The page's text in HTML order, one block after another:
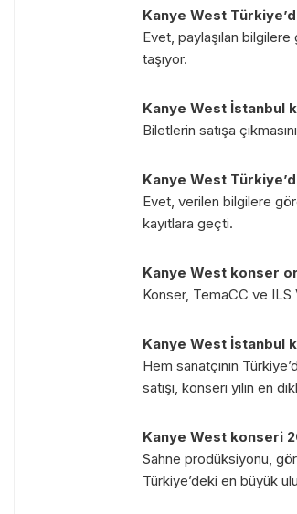
Kanye West
Evet, paylaşılan
taşıyor.
Kanye West İstanbul
Biletlerin satışa
Kanye West
Evet, verilen bilgilere
kayıtlara geçti.
Kanye West konser
Konser, TemaCC ve
Kanye West İstanbul
Hem sanatçının
satışı, konseri yılın en
Kanye West konseri
Sahne prodüksiyonu,
Türkiye’deki en büyük